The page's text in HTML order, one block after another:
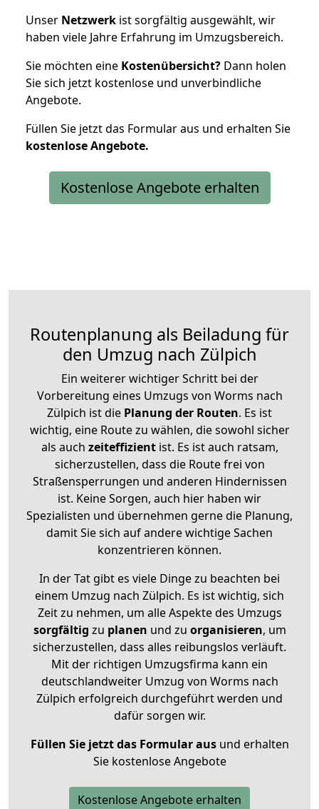
Unser Netzwerk ist sorgfältig ausgewählt, wir
haben viele Jahre Erfahrung im Umzugsbereich.
Sie möchten eine Kostenübersicht? Dann holen
Sie sich jetzt kostenlose und unverbindliche
Angebote.
Füllen Sie jetzt das Formular aus und erhalten Sie
kostenloseAngebote.
Kostenlose Angebote erhalten
Routenplanung als Beiladung für
den Umzug nach Zülpich
Ein weiterer wichtiger Schritt bei der
Vorbereitung eines Umzugs von Worms nach
Zülpich ist die Planung der Routen. Es ist
wichtig, eine Route zu wählen, die sowohl sicher
als auch zeiteffizientist. Es ist auch ratsam,
sicherzustellen, dass die Route frei von
Straßensperrungen und anderen Hindernissen
ist. Keine Sorgen, auch hier haben wir
Spezialisten und übernehmen gerne die Planung,
damit Sie sich auf andere wichtige Sachen
konzentrieren können.
In der Tat gibt es viele Dinge zu beachten bei
einem Umzug nach Zülpich. Es ist wichtig, sich
Zeit zu nehmen, um alle Aspekte des Umzugs
sorgfältig zu planen und zu organisieren, um
sicherzustellen, dass alles reibungslos verläuft.
Mit der richtigen Umzugsfirma kann ein
deutschlandweiter Umzug von Worms nach
Zülpich erfolgreich durchgeführt werden und
dafür sorgen wir.
Füllen Sie jetzt das Formular ausund erhalten
Sie kostenlose Angebote
Kostenlose Angebote erhalten